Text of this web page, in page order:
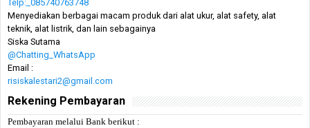
Telp:_085740763748
Menyediakan berbagai macam produk dari alat ukur, alat safety, alat
teknik, alat listrik, dan lain sebagainya
Siska Sutama
@Chatting_WhatsApp
Email :
risiskalestari2@gmail.com
Rekening Pembayaran
Pembayaran melalui Bank berikut :